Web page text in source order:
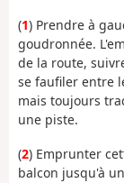
(1) Prendre à
goudronnée.
de la route,
se faufiler entre
mais toujours
une piste.
(2) Emprunter
balcon jusqu'à